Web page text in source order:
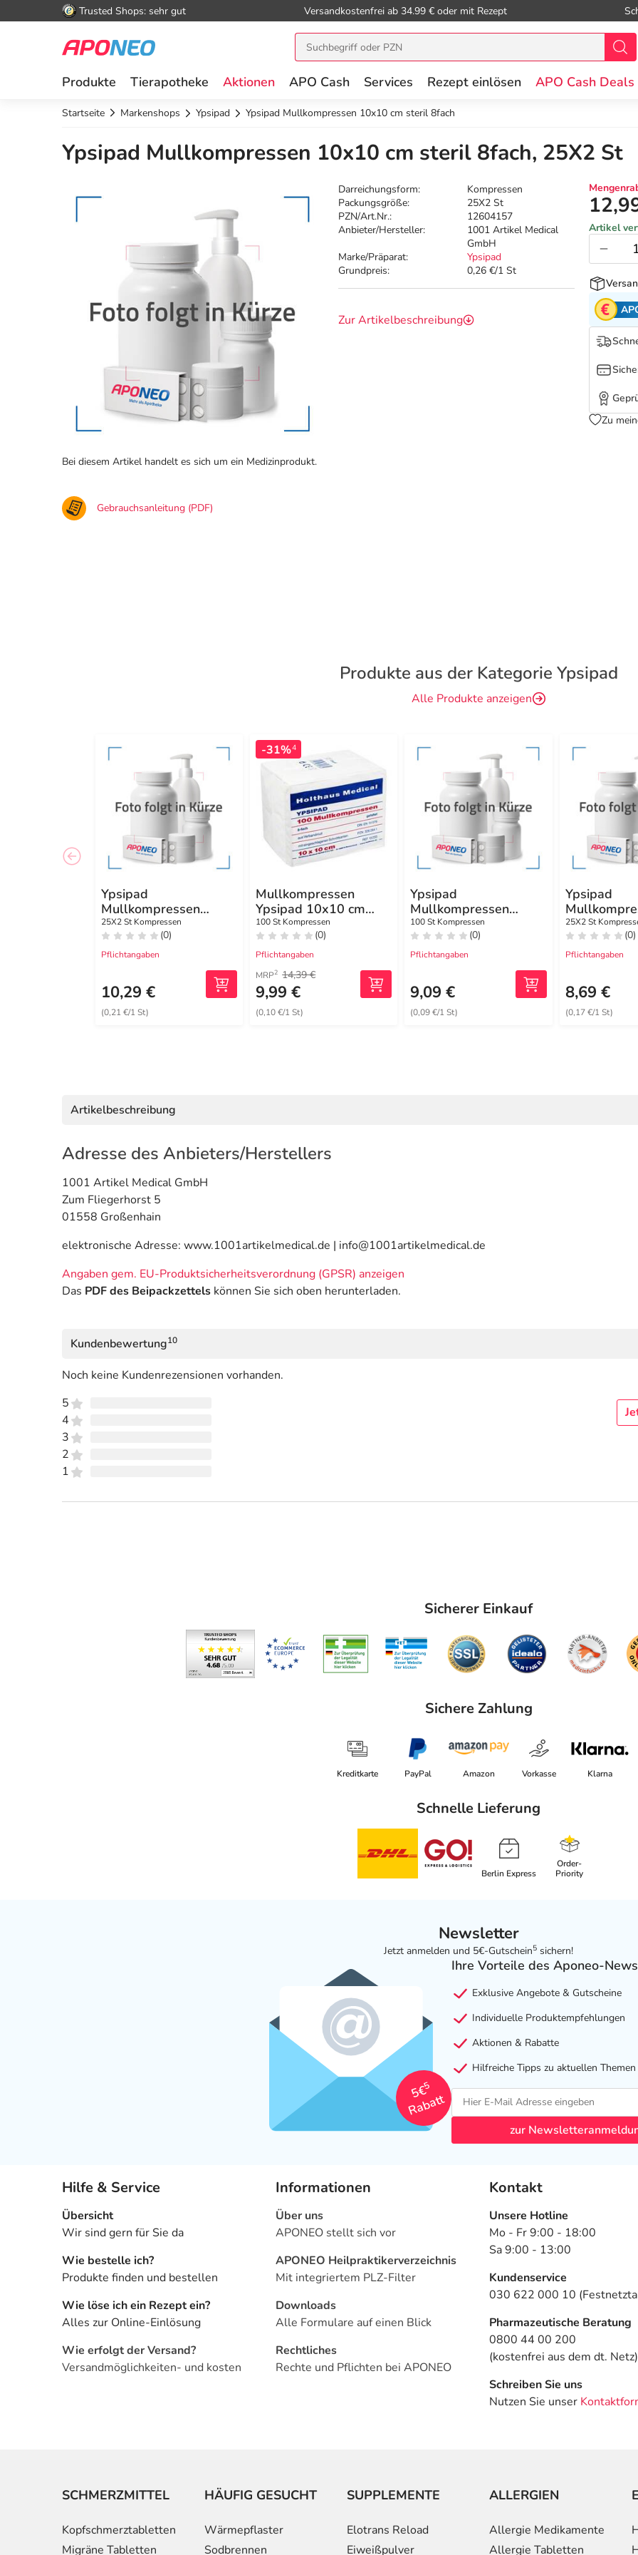
Trusted Shops: sehr gut Versandkostenfrei ab 34.99 € oder mit Rezept
Produkte Tierapotheke Aktionen APO Cash Services Rezept einlösen APO Cash Deals
Startseite Markenshops Ypsipad Ypsipad Mullkompressen 10x10 cm steril 8fach
Ypsipad Mullkompressen 10x10 cm steril 8fach, 25X2 St
Darreichungsform:
Kompressen
Packungsgröße:
25X2 St
PZN/Art.Nr.:
12604157
Anbieter/Hersteller:
1001 Artikel Medical
GmbH
Marke/Präparat:
Ypsipad
Grundpreis:
0,26 €/1 St
Zur Artikelbeschreibung
Artikel
Zu
Bei diesem Artikel handelt es sich um ein Medizinprodukt.
Gebrauchsanleitung (PDF)
Produkte aus der Kategorie Ypsipad
Alle Produkte anzeigen
Ypsipad
Mullkompressen
7,5x7,5 cm steril 8fach
25X2 St Kompressen
(0)
Pflichtangaben
10,29 €
(0,21 €/1 St)
-31%4
Mullkompressen
Ypsipad 10x10 cm
unsteril 8-fach
100 St Kompressen
(0)
Pflichtangaben
MRP2 14,39 €
9,99 €
(0,10 €/1 St)
Ypsipad
Mullkompressen
7,5x7,5 cm unsteril
8fach
100 St Kompressen
(0)
Pflichtangaben
9,09 €
(0,09 €/1 St)
Ypsipad
cm steril
25X2 St
(0)
Pflichtangaben
8,69 €
(0,17 €/1 St)
Artikelbeschreibung
Adresse des Anbieters/Herstellers
1001 Artikel Medical GmbH
Zum Fliegerhorst 5
01558 Großenhain
elektronische Adresse: www.1001artikelmedical.de | info@1001artikelmedical.de
Angaben gem. EU-Produktsicherheitsverordnung (GPSR) anzeigen
Das PDF des Beipackzettels können Sie sich oben herunterladen.
Kundenbewertung10
Noch keine Kundenrezensionen vorhanden.
5
4
3
2
1
Sicherer Einkauf
Sichere Zahlung
Kreditkarte PayPal Amazon Vorkasse Klarna
Schnelle Lieferung
Berlin Express
Order-
Priority
Newsletter
Jetzt anmelden und 5€-Gutschein5 sichern!
5€
5
Rabatt
Ihre Vorteile des Aponeo-
Exklusive Angebote & Gutscheine
Individuelle Produktempfehlungen
Aktionen & Rabatte
Hilfreiche Tipps zu aktuellen Themen
zur
Hilfe & Service
Übersicht
Wir sind gern für Sie da
Wie bestelle ich?
Produkte finden und bestellen
Wie löse ich ein Rezept ein?
Alles zur Online-Einlösung
Wie erfolgt der Versand?
Versandmöglichkeiten- und kosten
Informationen
Über uns
APONEO stellt sich vor
APONEO Heilpraktikerverzeichnis
Mit integriertem PLZ-Filter
Downloads
Alle Formulare auf einen Blick
Rechtliches
Rechte und Pflichten bei APONEO
Kontakt
Unsere Hotline
Mo - Fr 9:00 - 18:00
Sa 9:00 - 13:00
Kundenservice
030 622 000 10
Pharmazeutische Beratung
0800 44 00 200
(kostenfrei aus dem dt. Netz)
Schreiben Sie uns
Nutzen Sie unser
SCHMERZMITTEL
Kopfschmerztabletten
Migräne Tabletten
HÄUFIG GESUCHT
Wärmepflaster
Sodbrennen
SUPPLEMENTE
Elotrans Reload
Eiweißpulver
ALLERGIEN
Allergie Medikamente
Allergie Tabletten